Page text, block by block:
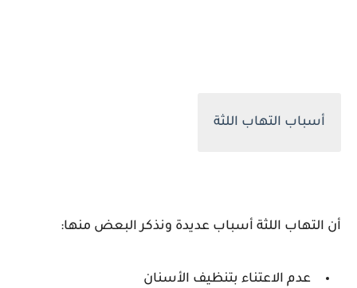
أسباب التهاب اللثة
أن التهاب اللثة أسباب عديدة ونذكر البعض منها:
عدم الاعتناء بتنظيف الأسنان